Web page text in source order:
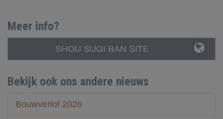
Meer info?
SHOU SUGI BAN SITE
Bekijk ook ons andere nieuws
Bouwverlof 2026